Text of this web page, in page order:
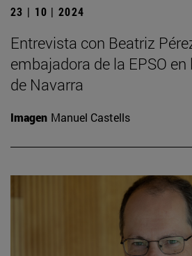
23 | 10 | 2024
Entrevista con Beatriz
embajadora de la EPSO
de Navarra
Imagen Manuel Castells